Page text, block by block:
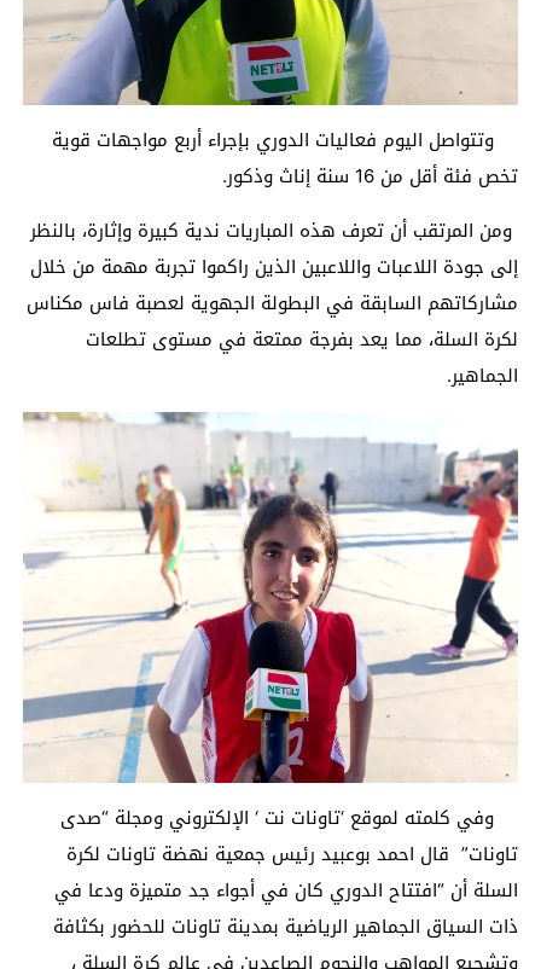
وتتواصل اليوم فعاليات الدوري بإجراء أربع مواجهات قوية
تخص فئة أقل من 16 سنة إناث وذكور.
ومن المرتقب أن تعرف هذه المباريات ندية كبيرة وإثارة، بالنظر
إلى جودة اللاعبات واللاعبين الذين راكموا تجربة مهمة من خلال
مشاركاتهم السابقة في البطولة الجهوية لعصبة فاس مكناس
لكرة السلة، مما يعد بفرجة ممتعة في مستوى تطلعات
الجماهير.
وفي كلمته لموقع ‘تاونات نت ‘ الإلكتروني ومجلة “صدى
تاونات” قال احمد بوعبيد رئيس جمعية نهضة تاونات لكرة
السلة أن “افتتاح الدوري كان في أجواء جد متميزة ودعا في
ذات السياق الجماهير الرياضية بمدينة تاونات للحضور بكثافة